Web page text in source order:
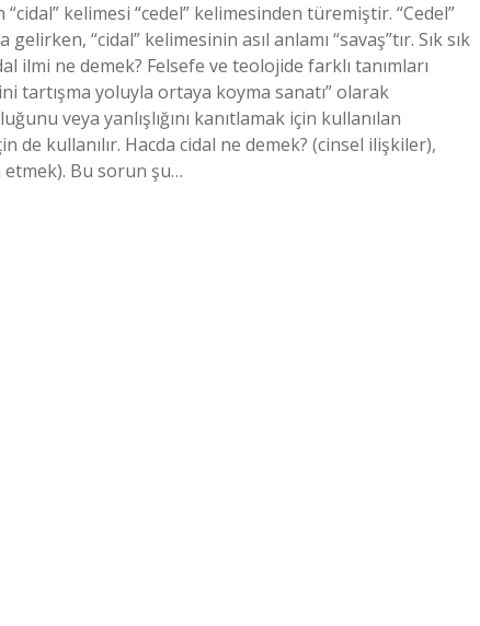
kelimesi “cedel” kelimesinden türemiştir. “Cedel”
“cidal” kelimesinin asıl anlamı “savaş”tır. Sık sık
ilmi ne demek? Felsefe ve teolojide farklı tanımları
tartışma yoluyla ortaya koyma sanatı” olarak
veya yanlışlığını kanıtlamak için kullanılan
de kullanılır. Hacda cidal ne demek? (cinsel ilişkiler),
etmek). Bu sorun şu…